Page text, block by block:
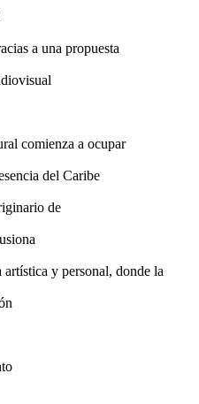
a una propuesta
comienza a ocupar
del Caribe
de
y personal, donde la